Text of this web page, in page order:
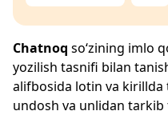
Chatnoq so‘zining imlo
yozilish tasnifi bilan
alifbosida lotin va kirillda
undosh va unlidan tarkib